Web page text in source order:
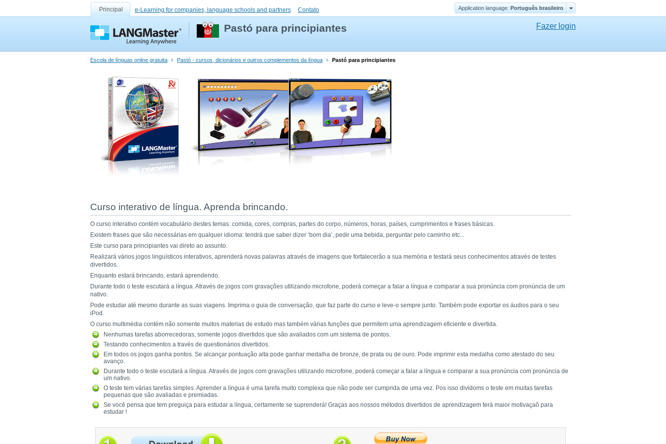
Principal e-Learning for companies, language schools and partners Contato Application language: Português brasileiro
Pastó para principiantes Fazer login
Escola de línguas online gratuita Pastó - cursos, dicionários e outros complementos da língua Pastó para principiantes
Curso interativo de língua. Aprenda brincando.
O curso interativo contém vocabulário destes temas: comida, cores, compras, partes do corpo, números, horas, países, cumprimentos e frases básicas.
Existem frases que são necessárias em qualquer idioma: tendrá que saber dizer ‘bom dia’, pedir uma bebida, perguntar pelo caminho etc...
Este curso para principiantes vai direto ao assunto.
Realizará vários jogos linguísticos interativos, aprenderá novas palavras através de imagens que fortalecerão a sua memória e testará seus conhecimentos através de testes
divertidos.
Enquanto estará brincando, estará aprendendo.
Durante todo o teste escutará a língua. Através de jogos com gravações utilizando microfone, poderá começar a falar a língua e comparar a sua pronúncia com pronúncia de um
nativo.
Pode estudar até mesmo durante as suas viagens. Imprima o guia de conversação, que faz parte do curso e leve-o sempre junto. Também pode exportar os áudios para o seu
iPod.
O curso multimédia contém não somente muitos materias de estudo mas também várias funções que permitem uma aprendizagem eficiente e divertida.
Nenhumas tarefas aborrecedoras, somente jogos divertidos que são avaliados com um sistema de pontos.
Testando conhecimentos a través de questionários divertidos.
Em todos os jogos ganha pontos. Se alcançar pontuação alta pode ganhar medalha de bronze, de prata ou de ouro. Pode imprimir esta medalha como atestado do seu
avanço.
Durante todo o teste escutará a língua. Através de jogos com gravações utilizando microfone, poderá começar a falar a língua e comparar a sua pronúncia com pronúncia de
um nativo.
O teste tem várias tarefas simples. Aprender a língua é uma tarefa muito complexa que não pode ser cumprida de uma vez. Pos isso dividoms o teste em muitas tarefas
pequenas que são avaliadas e premiadas.
Se você pensa que tem preguiça para estudar a língua, certamente se suprenderá! Graças aos nossos métodos divertidos de aprendizagem terá maior motivaçaõ para
estudar !